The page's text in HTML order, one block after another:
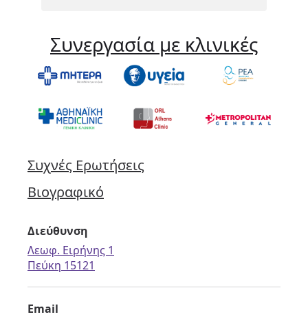
Συνεργασία με κλινικές
Συχνές Ερωτήσεις
Βιογραφικό
Διεύθυνση
Λεωφ. Ειρήνης 1
Πεύκη 15121
Email